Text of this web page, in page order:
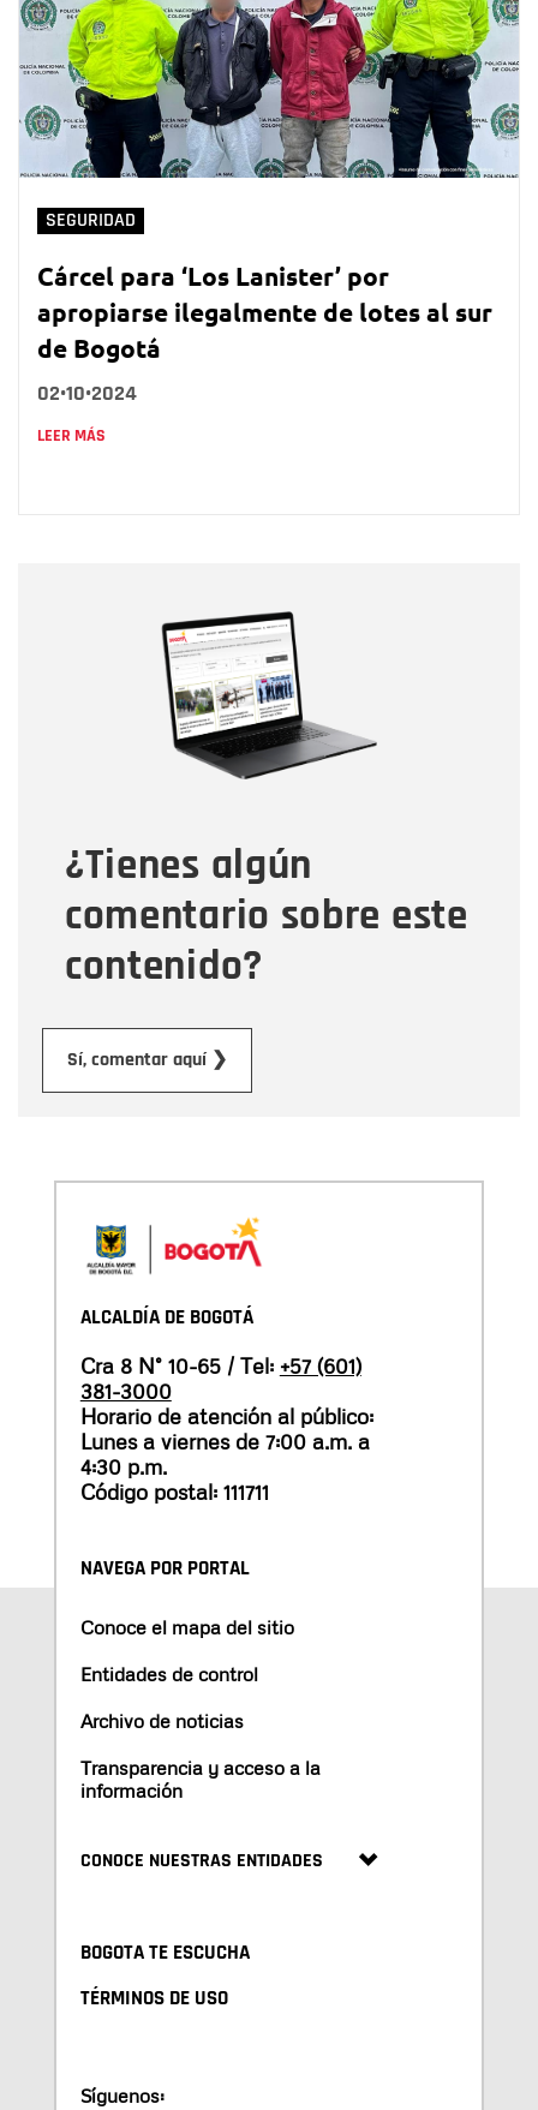
SEGURIDAD
Cárcel para ‘Los Lanister’ por
apropiarse ilegalmente de lotes al sur
de Bogotá
02•10•2024
LEER MÁS
¿Tienes algún
comentario sobre este
contenido?
Sí, comentar aquí ❯
Correo electrónico
Tipo de comentario
Mensaje
ALCALDÍA DE BOGOTÁ
Cra 8 N° 10-65 / Tel: +57 (601)
381-3000
Horario de atención al público:
Lunes a viernes de 7:00 a.m. a
4:30 p.m.
Código postal: 111711
NAVEGA POR PORTAL
Conoce el mapa del sitio
Entidades de control
Archivo de noticias
Transparencia y acceso a la
información
CONOCE NUESTRAS ENTIDADES
BOGOTA TE ESCUCHA
TÉRMINOS DE USO
Síguenos: